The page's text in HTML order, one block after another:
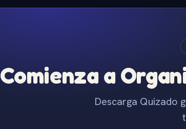
Comienza a
Descarga Quizado